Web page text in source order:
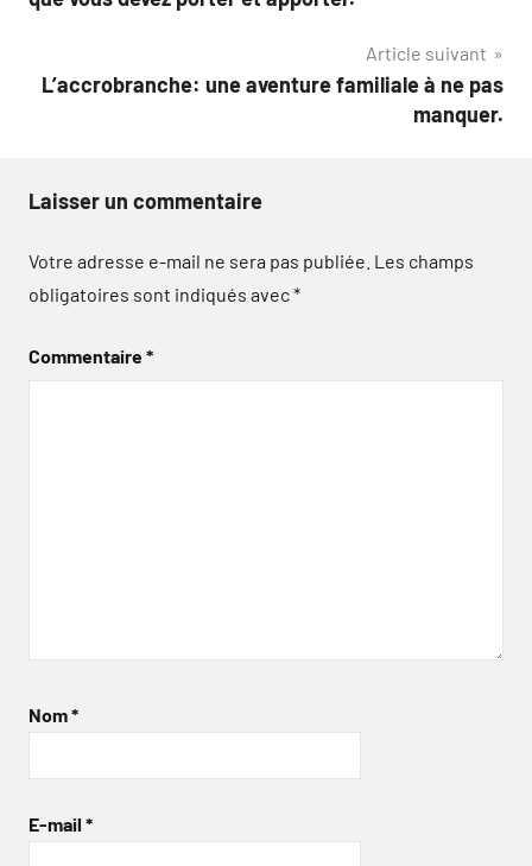
Article suivant
L’accrobranche: une aventure familiale à ne pas
manquer.
Laisser un commentaire
Votre adresse e-mail ne sera pas publiée. Les champs
obligatoires sont indiqués avec*
Commentaire*
Nom*
E-mail *